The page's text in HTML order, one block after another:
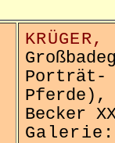
KRÜGER,
Porträt-
Pferde),
Becker